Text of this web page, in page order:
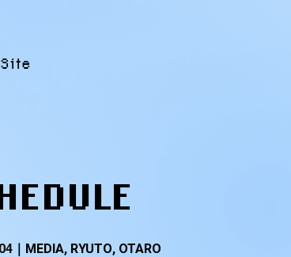
MEDIA RYUTO OTARO